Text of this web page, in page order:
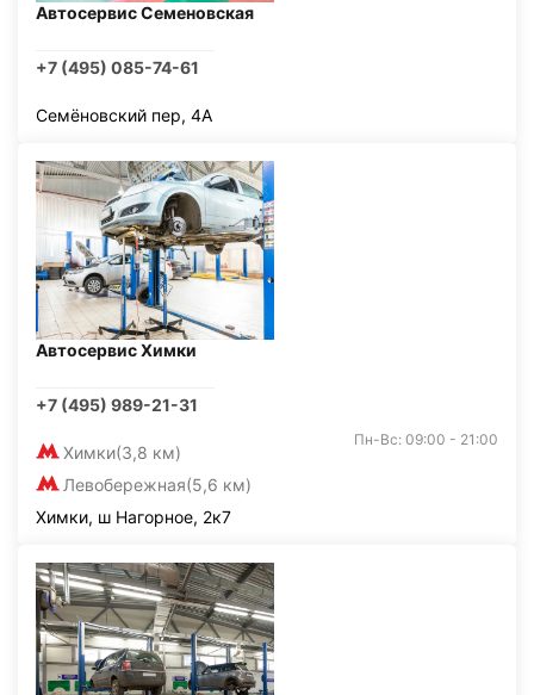
Автосервис Семеновская
+7 (495) 085-74-61
Семёновский пер, 4А
Автосервис Химки
+7 (495) 989-21-31
Химки(3,8 км)
Левобережная(5,6 км)
Пн-Вс: 09:00 - 21:00
Химки, ш Нагорное, 2к7